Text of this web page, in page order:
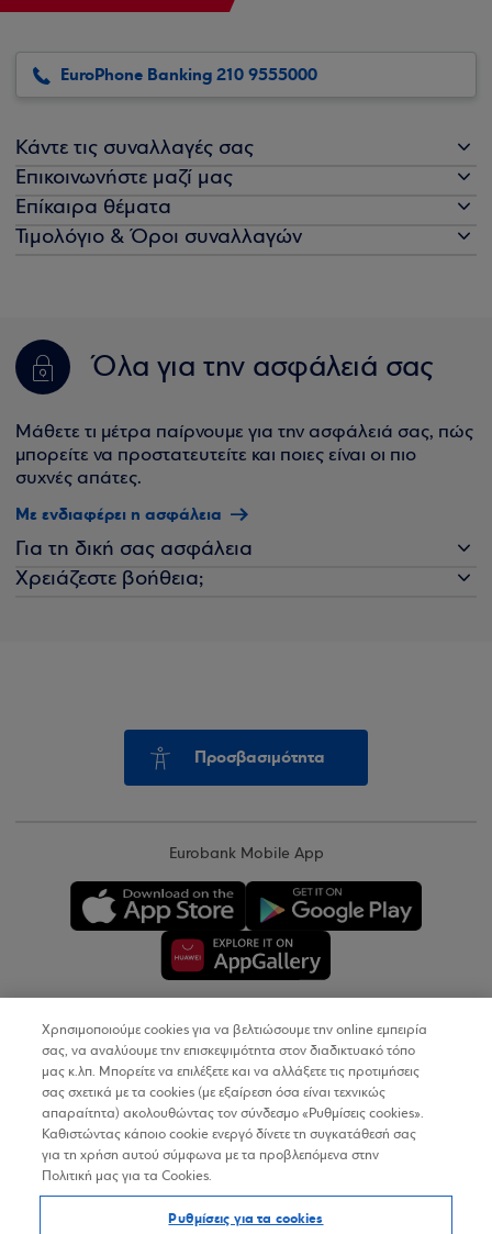
EuroPhone Banking 210 9555000
Κάντε τις συναλλαγές σας
Επικοινωνήστε μαζί μας
Επίκαιρα θέματα
Τιμολόγιο & Όροι συναλλαγών
Όλα για την ασφάλειά σας
Μάθετε τι μέτρα παίρνουμε για την ασφάλειά σας, πώς
μπορείτε να προστατευτείτε και ποιες είναι οι πιο
συχνές απάτες.
Με ενδιαφέρει η ασφάλεια
Για τη δική σας ασφάλεια
Χρειάζεστε βοήθεια;
Προσβασιμότητα
Eurobank Mobile App
Copyright © 2026
Όροι Χρήσης
Προσωπικά Δεδομένα στον Διαδικτυακό Τόπο
Δήλωση Προσβασιμότητας
Χρησιμοποιούμε cookies για να βελτιώσουμε την online εμπειρία
σας, να αναλύουμε την επισκεψιμότητα στον διαδικτυακό τόπο
μας κ.λπ. Μπορείτε να επιλέξετε και να αλλάξετε τις προτιμήσεις
σας σχετικά με τα cookies (με εξαίρεση όσα είναι τεχνικώς
απαραίτητα) ακολουθώντας τον σύνδεσμο «Ρυθμίσεις cookies».
Καθιστώντας κάποιο cookie ενεργό δίνετε τη συγκατάθεσή σας
για τη χρήση αυτού σύμφωνα με τα προβλεπόμενα στην
Πολιτική μας για τα Cookies.
Ρυθμίσεις για τα cookies